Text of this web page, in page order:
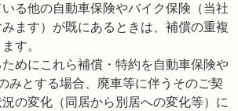
る他の自動車保険やバイク保険（当社
ます）が既にあるときは、補償の重複
す。
めにこれら補償・特約を自動車保険や
みとする場合、廃車等に伴うそのご契
の変化（同居から別居への変化等）に